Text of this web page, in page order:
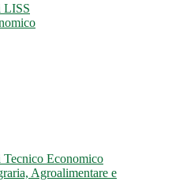
LISS
Tecnico Economico
Agroalimentare e